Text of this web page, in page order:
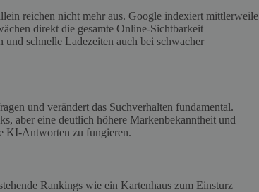
reichen nicht mehr aus. Google indexiert mittlerweile
direkt die gesamte Online-Sichtbarkeit
schnelle Ladezeiten auch bei schwacher
und verändert das Suchverhalten fundamental.
aber eine deutlich höhere Markenbekanntheit und
KI-Antworten zu fungieren.
Rankings wie ein Kartenhaus zum Einsturz